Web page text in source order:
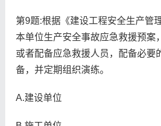
第9题:根据《建设工程安全生产管
本单位生产安全事故应急救援预案
或者配备应急救援人员，配备必要
备，并定期组织演练。
A.建设单位